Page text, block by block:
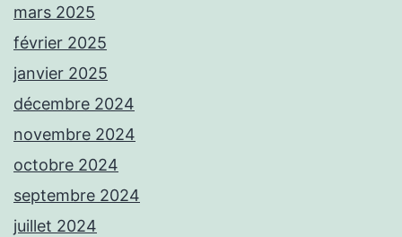
mars 2025
février 2025
janvier 2025
décembre 2024
novembre 2024
octobre 2024
septembre 2024
juillet 2024